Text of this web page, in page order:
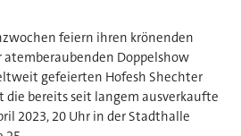
feiern ihren krönenden
atemberaubenden Doppelshow
gefeierten Hofesh Shechter
die bereits seit langem ausverkaufte
2023, 20 Uhr in der Stadthalle